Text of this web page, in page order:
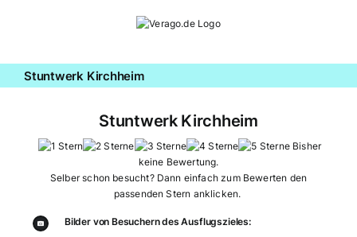
Stuntwerk Kirchheim
Stuntwerk Kirchheim
Bisher
keine Bewertung.
Selber schon besucht? Dann einfach zum Bewerten den
passenden Stern anklicken.
Bilder von Besuchern des Ausflugszieles: